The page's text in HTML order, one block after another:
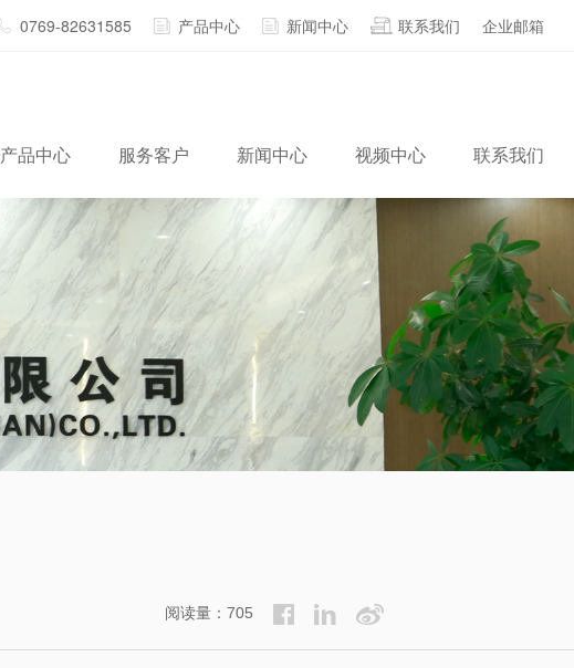
0769-82631585 产品中心 新闻中心 联系我们 企业邮箱
产品中心 服务客户 新闻中心 视频中心 联系我们
阅读量：705